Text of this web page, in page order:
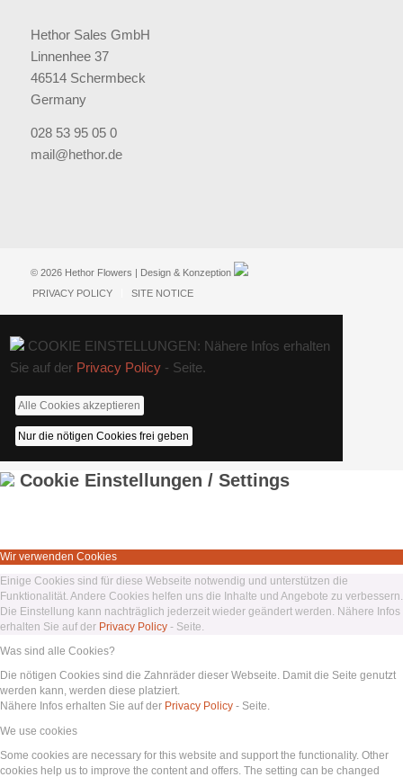
Hethor Sales GmbH
Linnenhee 37
46514 Schermbeck
Germany
028 53 95 05 0
mail@hethor.de
© 2026 Hethor Flowers | Design & Konzeption
PRIVACY POLICY
SITE NOTICE
COOKIE EINSTELLUNGEN: Nähere Infos erhalten
Sie auf der Privacy Policy- Seite.
Alle Cookies akzeptieren
Nur die nötigen Cookies frei geben
Cookie Einstellungen / Settings
Wir verwenden Cookies
Einige Cookies sind für diese Webseite notwendig und unterstützen die
Funktionalität. Andere Cookies helfen uns die Inhalte und Angebote zu verbessern.
Die Einstellung kann nachträglich jederzeit wieder geändert werden. Nähere Infos
erhalten Sie auf der Privacy Policy - Seite.
Was sind alle Cookies?
Die nötigen Cookies sind die Zahnräder dieser Webseite. Damit die Seite genutzt
werden kann, werden diese platziert.
Nähere Infos erhalten Sie auf der Privacy Policy - Seite.
We use cookies
Some cookies are necessary for this website and support the functionality. Other
cookies help us to improve the content and offers. The setting can be changed